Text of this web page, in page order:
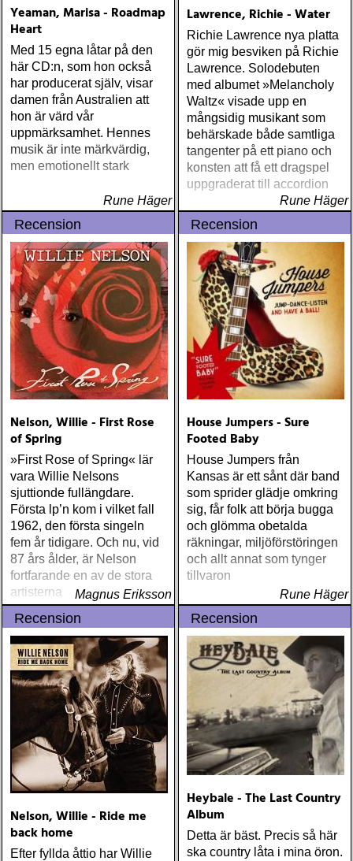
Yeaman, Marisa - Roadmap
Heart
Med 15 egna låtar på den
här CD:n, som hon också
har producerat själv, visar
damen från Australien att
hon är värd vår
uppmärksamhet. Hennes
musik är inte märkvärdig,
men emotionellt stark
Rune Häger
Lawrence, Richie - Water
Richie Lawrence nya platta
gör mig besviken på Richie
Lawrence. Solodebuten
med albumet »Melancholy
Waltz« visade upp en
mångsidig musikant som
behärskade både samtliga
tangenter på ett piano och
konsten att få ett dragspel
uppgraderat till accordion
Rune Häger
Recension
Nelson, Willie - First Rose
of Spring
»First Rose of Spring« lär
vara Willie Nelsons
sjuttionde fullängdare.
Första lp’n kom i vilket fall
1962, den första singeln
fem år tidigare. Och nu, vid
87 års ålder, är Nelson
fortfarande en av de stora
artisterna
Magnus Eriksson
Recension
House Jumpers - Sure
Footed Baby
House Jumpers från
Kansas är ett sånt där band
som sprider glädje omkring
sig, får folk att börja bugga
och glömma obetalda
räkningar, miljöförstöringen
och allt annat som tynger
tillvaron
Rune Häger
Recension
Nelson, Willie - Ride me
back home
Efter fyllda åttio har Willie
Recension
Heybale - The Last Country
Album
Detta är bäst. Precis så här
ska country låta i mina öron.